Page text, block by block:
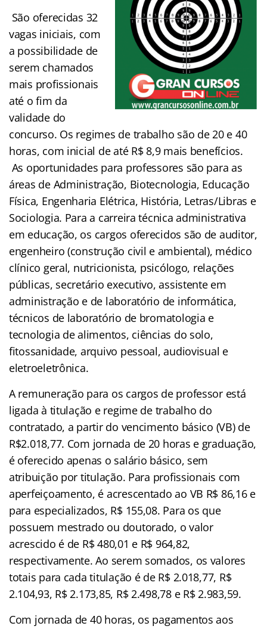
São oferecidas 32
vagas iniciais, com
a possibilidade de
serem chamados
mais profissionais
até o fim da
validade do
concurso. Os regimes de trabalho são de 20 e 40
horas, com inicial de até R$ 8,9 mais benefícios.
As oportunidades para professores são para as
áreas de Administração, Biotecnologia, Educação
Física, Engenharia Elétrica, História, Letras/Libras e
Sociologia. Para a carreira técnica administrativa
em educação, os cargos oferecidos são de auditor,
engenheiro (construção civil e ambiental), médico
clínico geral, nutricionista, psicólogo, relações
públicas, secretário executivo, assistente em
administração e de laboratório de informática,
técnicos de laboratório de bromatologia e
tecnologia de alimentos, ciências do solo,
fitossanidade, arquivo pessoal, audiovisual e
eletroeletrônica.
A remuneração para os cargos de professor está
ligada à titulação e regime de trabalho do
contratado, a partir do vencimento básico (VB) de
R$2.018,77. Com jornada de 20 horas e graduação,
é oferecido apenas o salário básico, sem
atribuição por titulação. Para profissionais com
aperfeiçoamento, é acrescentado ao VB R$ 86,16 e
para especializados, R$ 155,08. Para os que
possuem mestrado ou doutorado, o valor
acrescido é de R$ 480,01 e R$ 964,82,
respectivamente. Ao serem somados, os valores
totais para cada titulação é de R$ 2.018,77, R$
2.104,93, R$ 2.173,85, R$ 2.498,78 e R$ 2.983,59.
Com jornada de 40 horas, os pagamentos aos